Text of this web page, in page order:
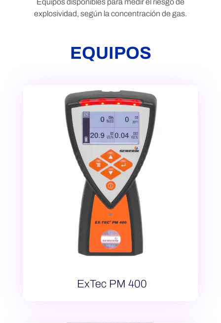
Equipos disponibles para medir el riesgo de
explosividad, según la concentración de gas.
EQUIPOS
ExTec PM 400